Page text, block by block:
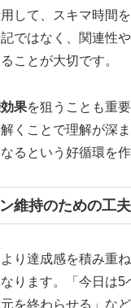
して、スキマ時間
ではなく、関連性
ことが大切です。
果を狙うことも重
くことで理解が深
るという好循環を
維持のための工夫
り達成感を積み重
ります。「今日は5
元を終わらせる」な